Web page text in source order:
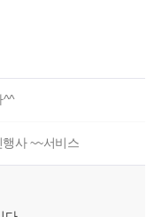
^^
사 ~~서비스